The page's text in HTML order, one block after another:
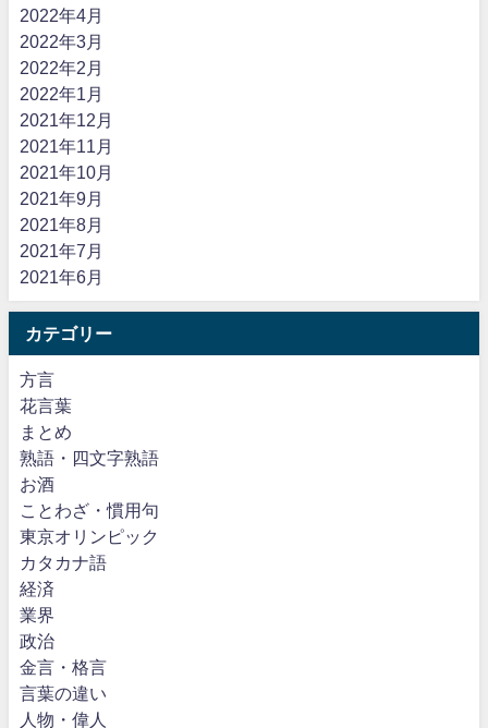
2022年4月
2022年3月
2022年2月
2022年1月
2021年12月
2021年11月
2021年10月
2021年9月
2021年8月
2021年7月
2021年6月
カテゴリー
方言
花言葉
まとめ
熟語・四文字熟語
お酒
ことわざ・慣用句
東京オリンピック
カタカナ語
経済
業界
政治
金言・格言
言葉の違い
人物・偉人